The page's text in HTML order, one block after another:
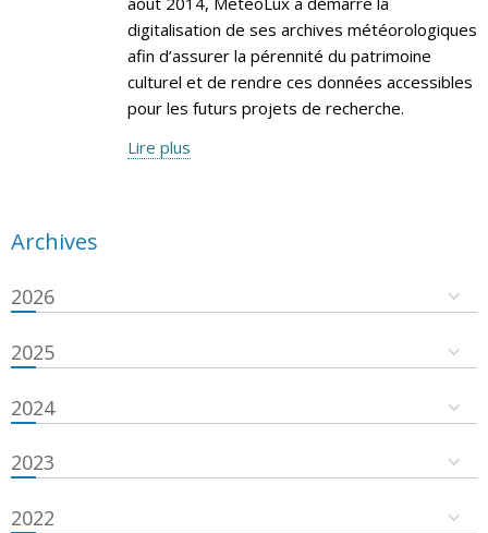
digitalisation de ses archives météorologiques
afin d’assurer la pérennité du patrimoine
culturel et de rendre ces données accessibles
pour les futurs projets de recherche.
Lire plus
Archives
2026
2025
2024
2023
2022